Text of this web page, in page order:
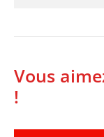
Vous
!